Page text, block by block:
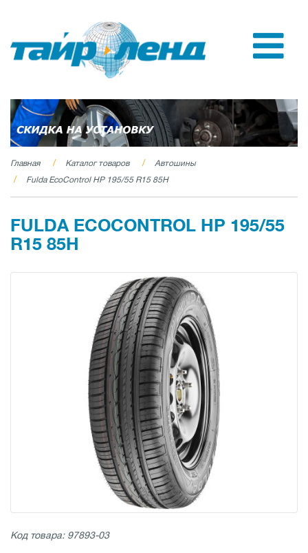
Главная Каталог товаров
Автошины
Fulda EcoControl HP 195/55 R15 85H
FULDA ECOCONTROL HP 195/55
R15 85H
Код товара: 97893-03